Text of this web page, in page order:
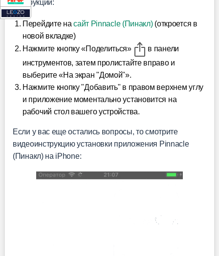
инструкции:
Перейдите насайт Pinnacle (Пинакл)(откроется в
новой вкладке)
Нажмите кнопку «Поделиться»
в панели
инструментов, затем пролистайте вправо и
выберите «На экран "Домой"».
Нажмите кнопку "Добавить" в правом верхнем углу
и приложение моментально установится на
рабочий стол вашего устройства.
Если у вас еще остались вопросы, то смотрите
видеоинструкцию установки приложения Pinnacle
(Пинакл) на iPhone: